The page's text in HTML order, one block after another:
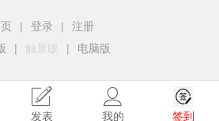
| 登录 |
注册
| 触屏版 | 电脑版
发表 我的 签到